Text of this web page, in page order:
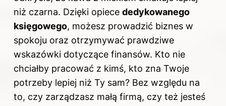
niż czarna. Dzięki opiece dedykowanego
księgowego, możesz prowadzić biznes w
spokoju oraz otrzymywać prawdziwe
wskazówki dotyczące finansów. Kto nie
chciałby pracować z kimś, kto zna Twoje
potrzeby lepiej niż Ty sam? Bez względu na
to, czy zarządzasz małą firmą, czy też jesteś